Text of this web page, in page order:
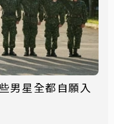
男星全都自願入